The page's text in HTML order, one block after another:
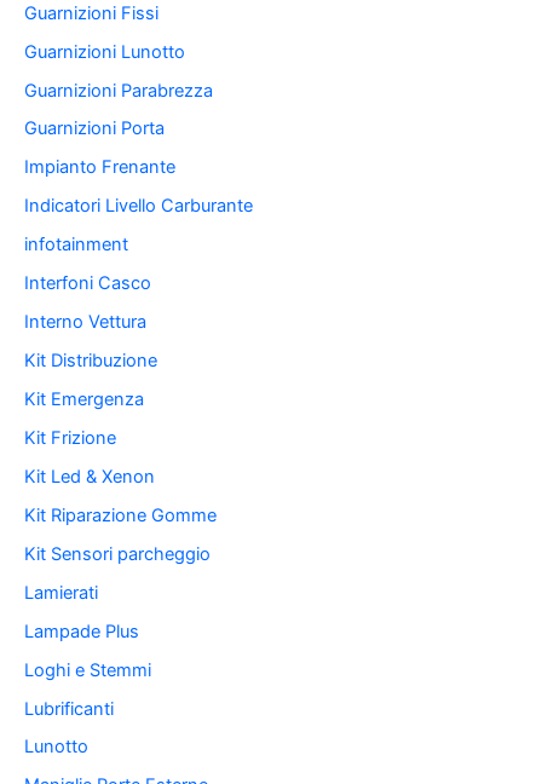
Guarnizioni Fissi
Guarnizioni Lunotto
Guarnizioni Parabrezza
Guarnizioni Porta
Impianto Frenante
Indicatori Livello Carburante
infotainment
Interfoni Casco
Interno Vettura
Kit Distribuzione
Kit Emergenza
Kit Frizione
Kit Led & Xenon
Kit Riparazione Gomme
Kit Sensori parcheggio
Lamierati
Lampade Plus
Loghi e Stemmi
Lubrificanti
Lunotto